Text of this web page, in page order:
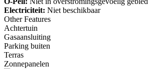
Electriciteit: Niet beschikbaar
Other Features
Achtertuin
Gasaansluiting
Parking buiten
Terras
Zonnepanelen